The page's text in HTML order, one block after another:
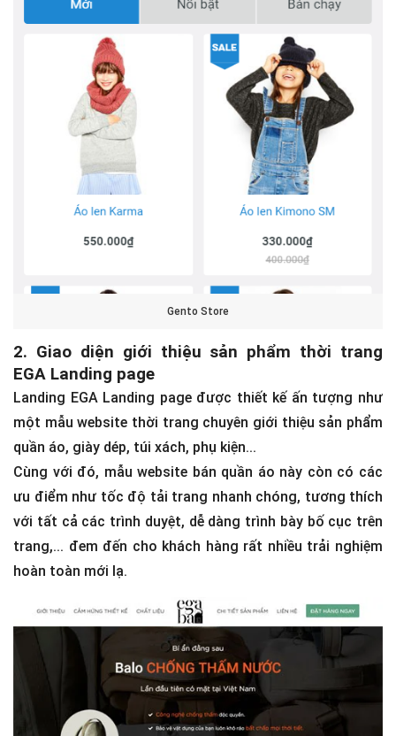
Gento Store
2. Giao diện giới thiệu sản phẩm thời trang
EGA Landing page
Landing EGA Landing page được thiết kế ấn tượng như
một mẫu website thời trang chuyên giới thiệu sản phẩm
quần áo, giày dép, túi xách, phụ kiện...
Cùng với đó, mẫu website bán quần áo này còn có các
ưu điểm như tốc độ tải trang nhanh chóng, tương thích
với tất cả các trình duyệt, dễ dàng trình bày bố cục trên
trang,... đem đến cho khách hàng rất nhiều trải nghiệm
hoàn toàn mới lạ.